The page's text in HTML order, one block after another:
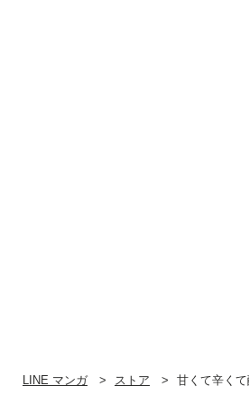
LINE マンガ ストア 甘くて辛く